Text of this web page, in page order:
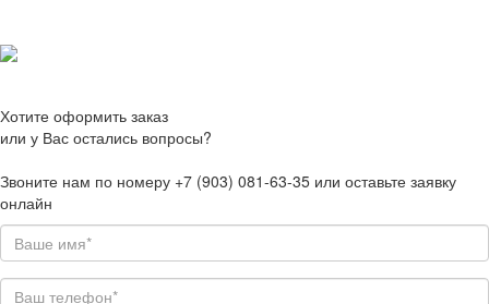
Хотите оформить заказ
или у Вас остались вопросы?
Звоните нам по номеру +7 (903) 081-63-35 или оставьте заявку
онлайн